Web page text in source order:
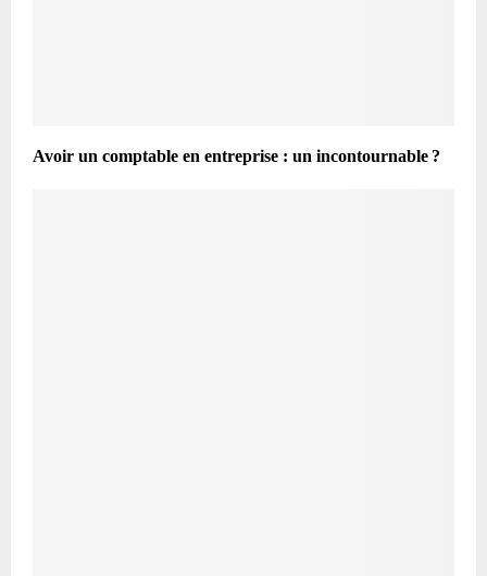
Avoir un comptable en entreprise : un incontournable ?